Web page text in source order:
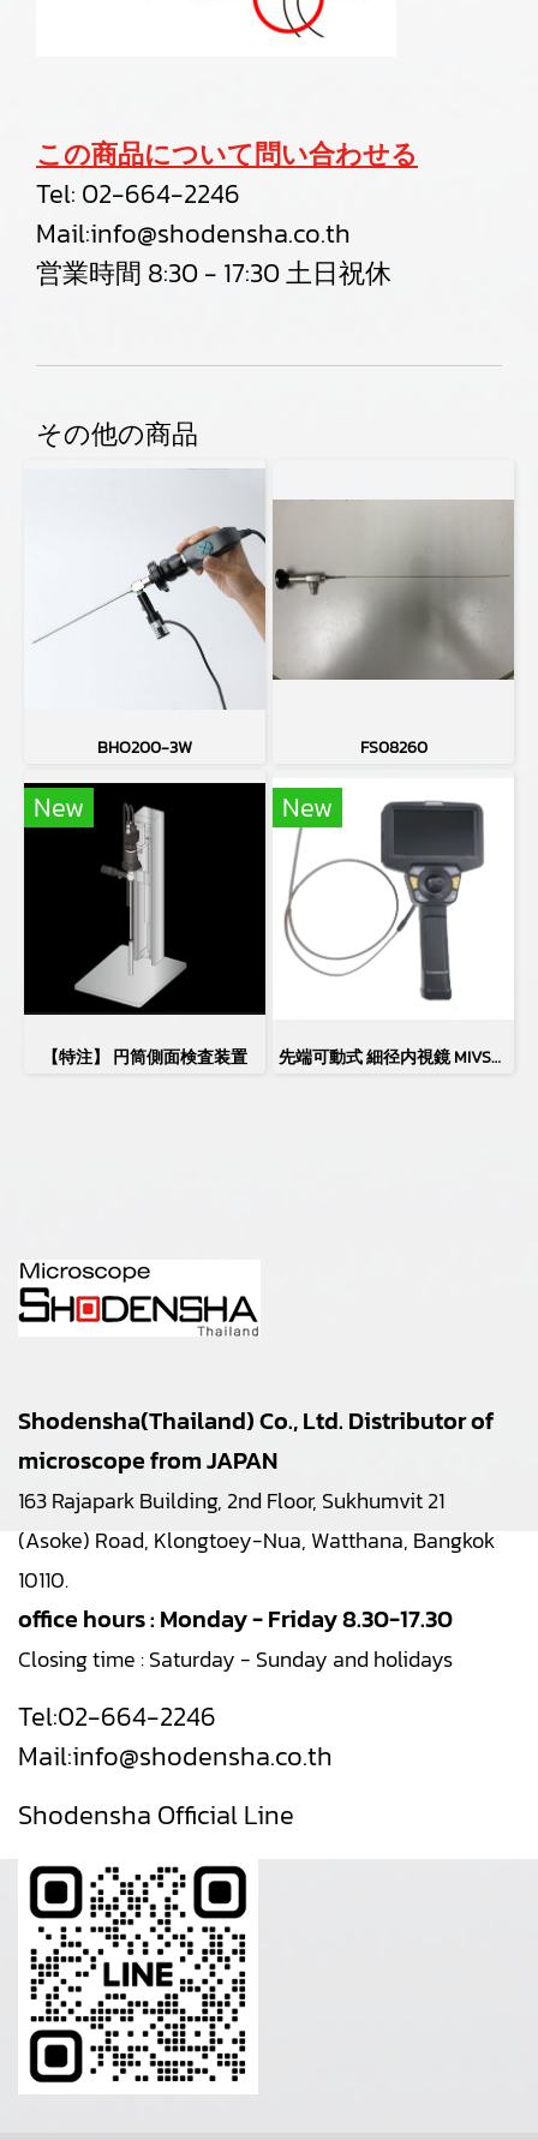
この商品について問い合わせる
Tel: 02-664-2246
Mail:info@shodensha.co.th
営業時間 8:30 - 17:30 土日祝休
その他の商品
BHO200-3W FS08260
New
【特注】 円筒側面検査装置
New
先端可動式 細径内視鏡 MIVS-3910LAA4(φ3.9㎜)
Shodensha(Thailand) Co., Ltd. Distributor of
microscope from JAPAN
163 Rajapark Building, 2nd Floor, Sukhumvit 21
(Asoke) Road, Klongtoey-Nua, Watthana, Bangkok
10110.
office hours : Monday - Friday 8.30-17.30
Closing time : Saturday - Sunday and holidays
Tel:02-664-2246
Mail:info@shodensha.co.th
Shodensha Official Line